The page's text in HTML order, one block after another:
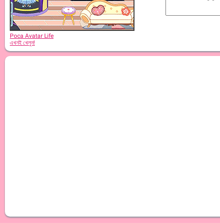
Poca Avatar Life
এখনই খেলুন!